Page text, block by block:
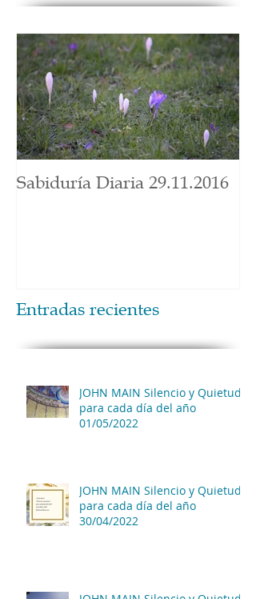
Sabiduría Diaria 29.11.2016
Entradas recientes
JOHN MAIN Silencio y Quietud
para cada día del año
01/05/2022
JOHN MAIN Silencio y Quietud
para cada día del año
30/04/2022